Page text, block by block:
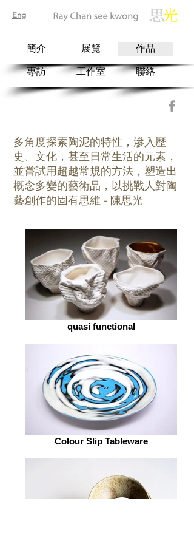
quasi functional
Colour Slip Tableware
多角度探索陶泥的特性，滲入歷
史、文化，甚至日常生活的元素，
並嘗試用超越常規的方法，塑造出
概念多變的藝術品，以挑戰人對陶
藝創作的固有思維 - 陳思光
Eng
簡介 作品
展覽
專訪 工作室 聯絡